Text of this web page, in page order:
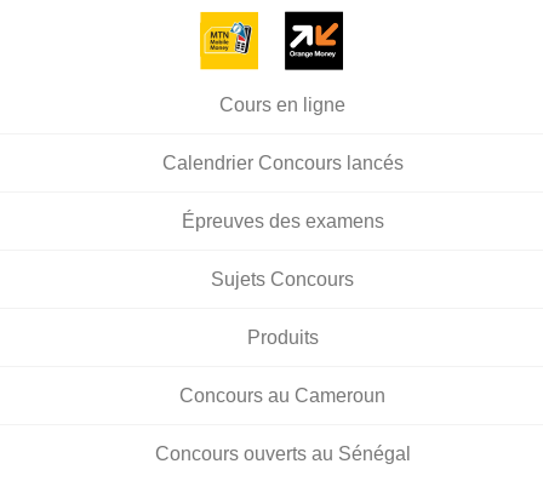
Cours en ligne
Calendrier Concours lancés
Épreuves des examens
Sujets Concours
Produits
Concours au Cameroun
Concours ouverts au Sénégal